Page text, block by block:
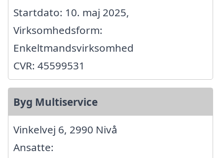
Startdato: 10. maj 2025,
Virksomhedsform:
Enkeltmandsvirksomhed
CVR: 45599531
Byg Multiservice
Vinkelvej 6, 2990 Nivå
Ansatte: